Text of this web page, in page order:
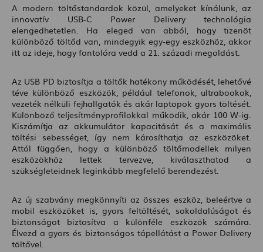
A modern töltőstandardok közül, amelyeket kínálunk, az
innovatív USB-C Power Delivery technológia
elengedhetetlen. Ha eleged van abból, hogy tizenöt
különböző töltőd van, mindegyik egy-egy eszközhöz, akkor
itt az ideje, hogy fontolóra vedd a 21. századi megoldást.
Az USB PD biztosítja a töltők hatékony működését, lehetővé
téve különböző eszközök, például telefonok, ultrabookok,
vezeték nélküli fejhallgatók és akár laptopok gyors töltését.
Különböző teljesítményprofilokkal működik, akár 100 W-ig.
Kiszámítja az akkumulátor kapacitását és a maximális
töltési sebességet, így nem károsíthatja az eszközöket.
Attól függően, hogy a különböző töltőmodellek milyen
eszközökhöz lettek tervezve, kiválaszthatod a
szükségleteidnek leginkább megfelelő berendezést.
Az új szabvány megkönnyíti az összes eszköz, beleértve a
mobil eszközöket is, gyors feltöltését, sokoldalúságot és
biztonságot biztosítva a különféle eszközök számára.
Élvezd a gyors és biztonságos tápellátást a Power Delivery
töltővel.